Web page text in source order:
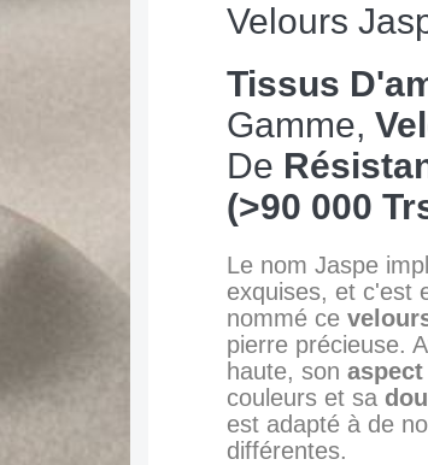
Velours
Tissus
Gamme,
De
(>90 000
Le nom Jaspe
exquises, et c'est
nommé ce
pierre précieuse.
haute, son aspect
couleurs et sa
est adapté à de
différentes.